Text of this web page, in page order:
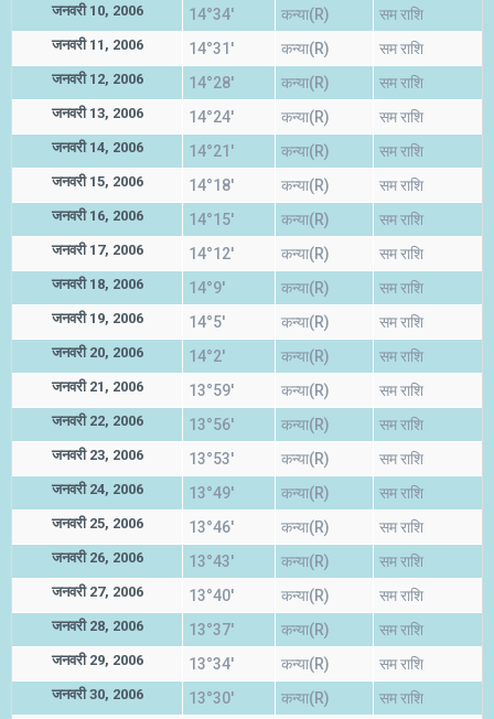
जनवरी 10, 2006 14°34' कन्या(R) सम राशि
जनवरी 11, 2006 14°31' कन्या(R) सम राशि
जनवरी 12, 2006 14°28' कन्या(R) सम राशि
जनवरी 13, 2006 14°24' कन्या(R) सम राशि
जनवरी 14, 2006 14°21' कन्या(R) सम राशि
जनवरी 15, 2006 14°18' कन्या(R) सम राशि
जनवरी 16, 2006 14°15' कन्या(R) सम राशि
जनवरी 17, 2006 14°12' कन्या(R) सम राशि
जनवरी 18, 2006 14°9' कन्या(R) सम राशि
जनवरी 19, 2006 14°5' कन्या(R) सम राशि
जनवरी 20, 2006 14°2' कन्या(R) सम राशि
जनवरी 21, 2006 13°59' कन्या(R) सम राशि
जनवरी 22, 2006 13°56' कन्या(R) सम राशि
जनवरी 23, 2006 13°53' कन्या(R) सम राशि
जनवरी 24, 2006 13°49' कन्या(R) सम राशि
जनवरी 25, 2006 13°46' कन्या(R) सम राशि
जनवरी 26, 2006 13°43' कन्या(R) सम राशि
जनवरी 27, 2006 13°40' कन्या(R) सम राशि
जनवरी 28, 2006 13°37' कन्या(R) सम राशि
जनवरी 29, 2006 13°34' कन्या(R) सम राशि
जनवरी 30, 2006 13°30' कन्या(R) सम राशि